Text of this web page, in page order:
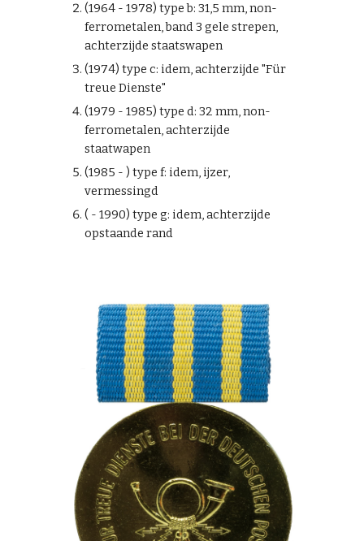
(1964 - 1978) type b: 31,5 mm, non-
ferrometalen, band 3 gele strepen,
achterzijde staatswapen
(1974) type c: idem, achterzijde "Für
treue Dienste"
(1979 - 1985) type d: 32 mm, non-
ferrometalen, achterzijde
staatwapen
(1985 - ) type f: idem, ijzer,
vermessingd
( - 1990) type g: idem, achterzijde
opstaande rand